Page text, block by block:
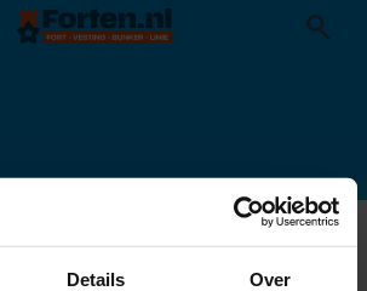
Details Over